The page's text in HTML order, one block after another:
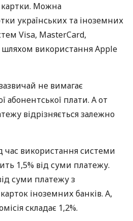
картки. Можна
українських та іноземних
Visa, MasterCard,
шляхом використання Apple
не вимагає
абонентської плати. А от
відрізняється залежно
час використання системи
1,5% від суми платежу.
суми платежу з
іноземних банків. А,
складає 1,2%.